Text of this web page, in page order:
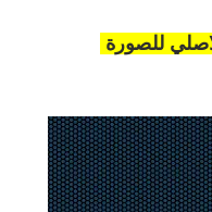
للصورة